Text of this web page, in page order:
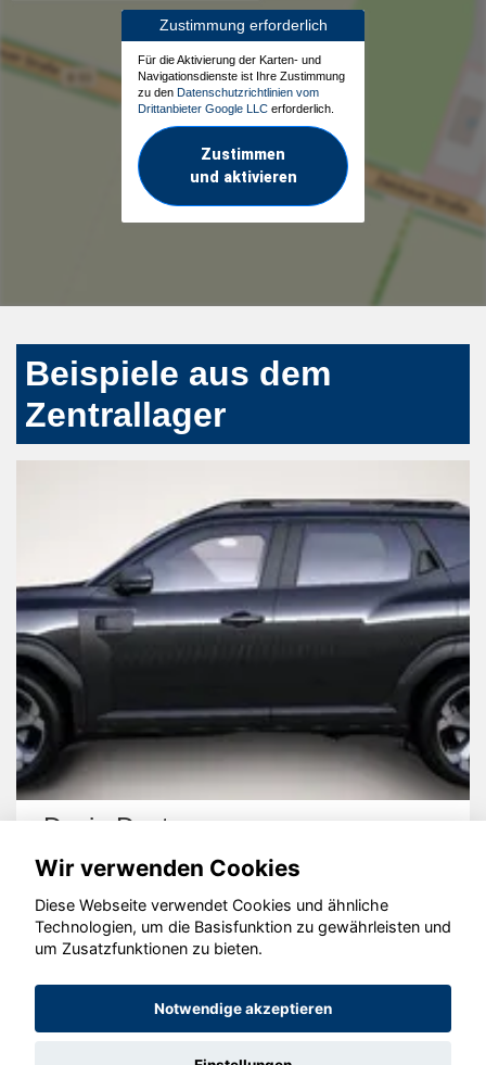
Zustimmung erforderlich
Für die Aktivierung der Karten- und
Navigationsdienste ist Ihre Zustimmung
zu den Datenschutzrichtlinien vom
Drittanbieter Google LLC erforderlich.
Zustimmen
und aktivieren
Beispiele aus dem
Zentrallager
Dacia Duster
© konjunkturmotor.de GmbH 2020 - 2026
Wir verwenden Cookies
Diese Webseite verwendet Cookies und ähnliche
Technologien, um die Basisfunktion zu gewährleisten und
um Zusatzfunktionen zu bieten.
Notwendige akzeptieren